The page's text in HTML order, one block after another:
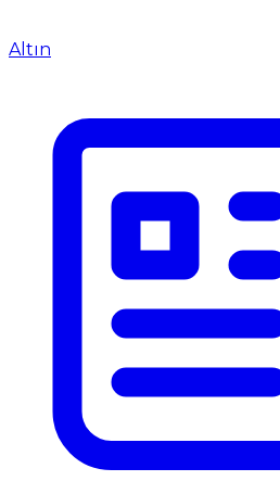
Altın